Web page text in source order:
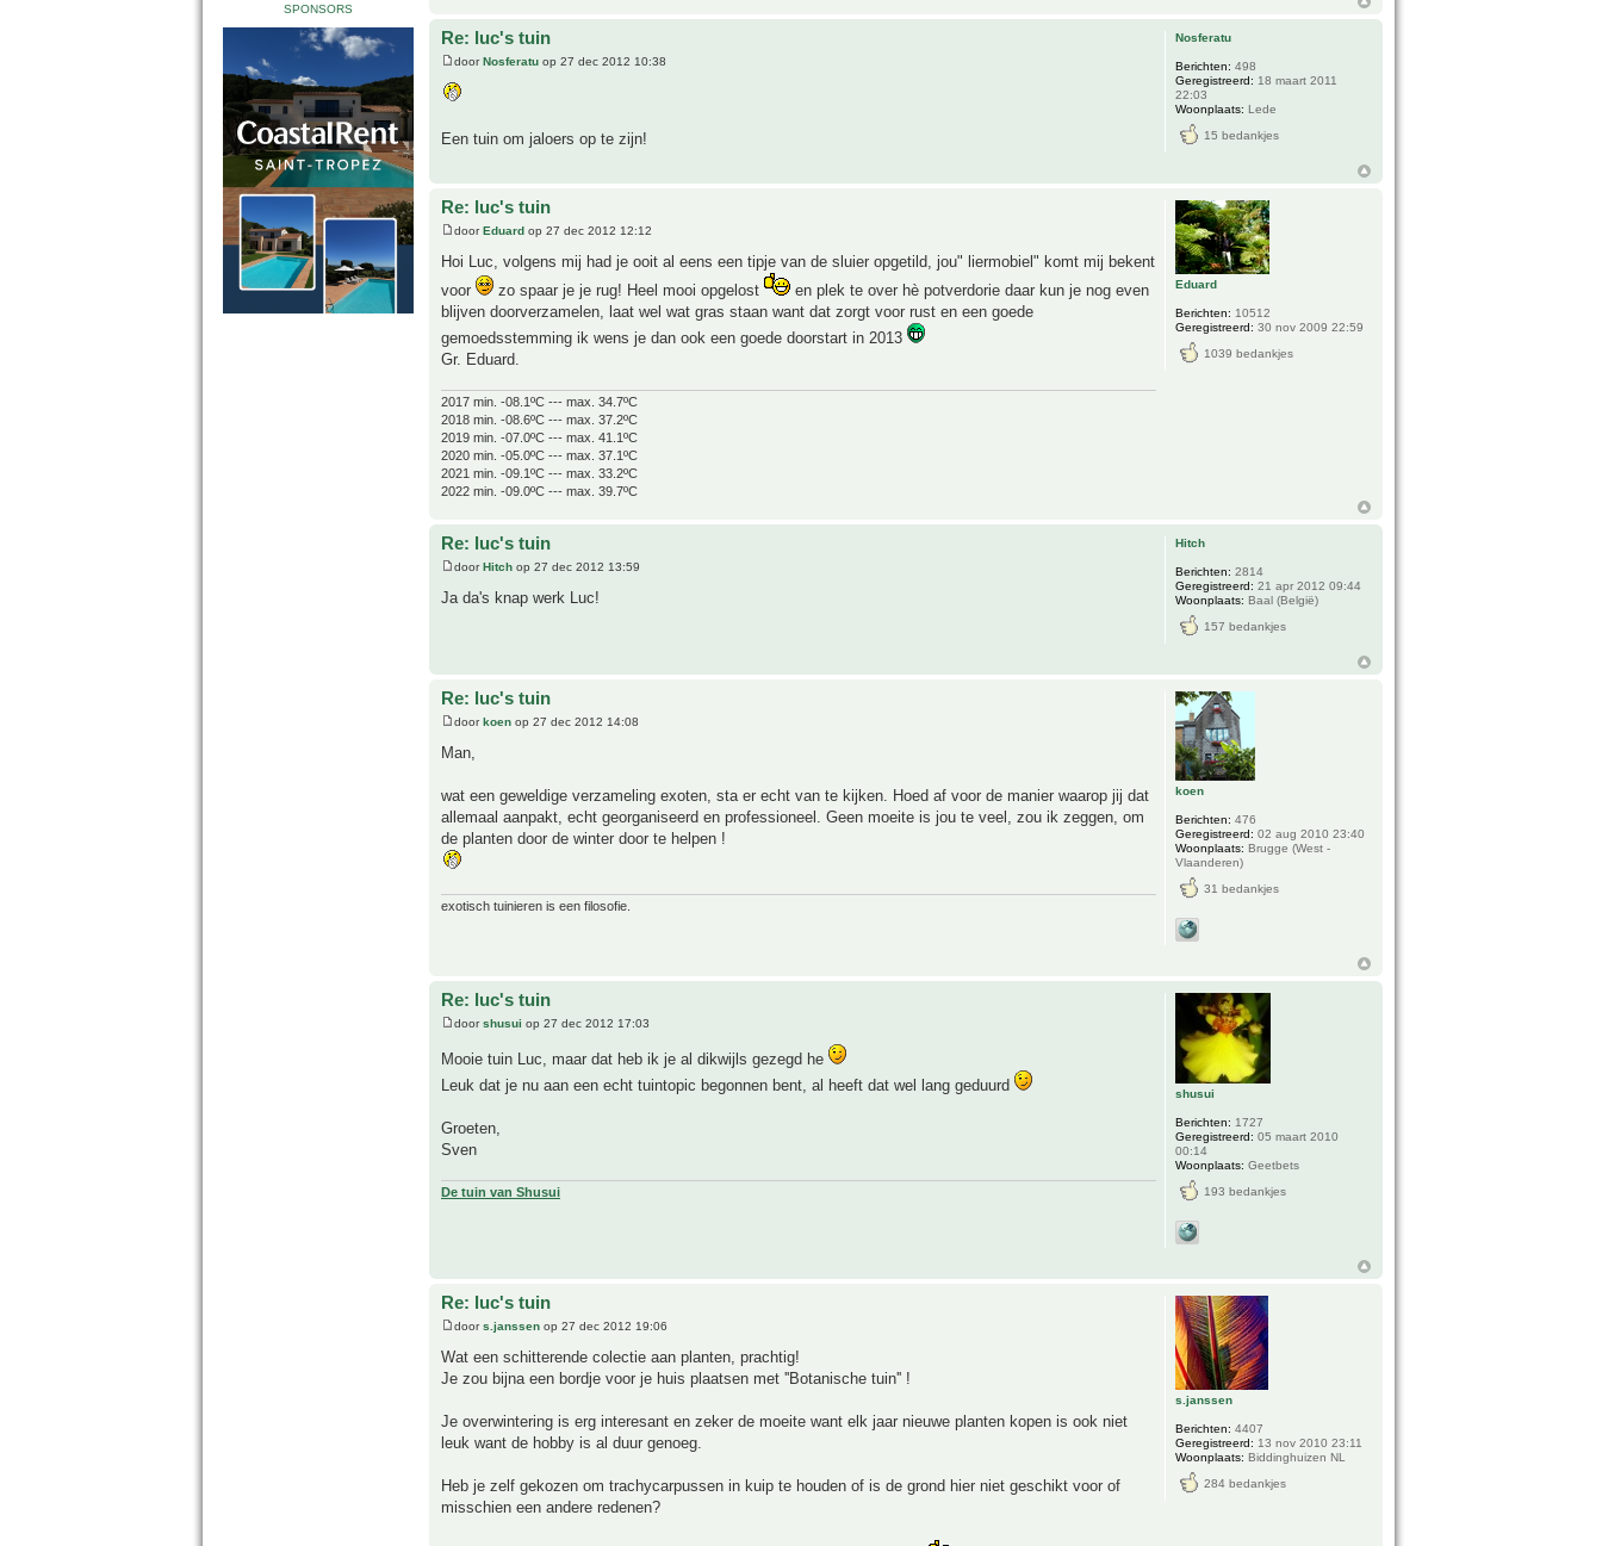
SPONSORS
Re: luc's tuin
doorNosferatu op 27 dec 2012 10:38
Een tuin om jaloers op te zijn!
Nosferatu
Berichten: 498
Geregistreerd: 18 maart 2011
22:03
Woonplaats: Lede
15 bedankjes
Re: luc's tuin
doorEduard op 27 dec 2012 12:12
Hoi Luc, volgens mij had je ooit al eens een tipje van de sluier opgetild, jou" liermobiel" komt mij bekent
voor
zo spaar je je rug! Heel mooi opgelost
en plek te over hè potverdorie daar kun je nog even
blijven doorverzamelen, laat wel wat gras staan want dat zorgt voor rust en een goede
gemoedsstemming ik wens je dan ook een goede doorstart in 2013
Gr. Eduard.
2017 min. -08.1ºC --- max. 34.7ºC
2018 min. -08.6ºC --- max. 37.2ºC
2019 min. -07.0ºC --- max. 41.1ºC
2020 min. -05.0ºC --- max. 37.1ºC
2021 min. -09.1ºC --- max. 33.2ºC
2022 min. -09.0ºC --- max. 39.7ºC
Eduard
Berichten: 10512
Geregistreerd: 30 nov 2009 22:59
1039 bedankjes
Re: luc's tuin
doorHitch op 27 dec 2012 13:59
Ja da's knap werk Luc!
Hitch
Berichten: 2814
Geregistreerd: 21 apr 2012 09:44
Woonplaats: Baal (België)
157 bedankjes
Re: luc's tuin
doorkoen op 27 dec 2012 14:08
Man,
wat een geweldige verzameling exoten, sta er echt van te kijken. Hoed af voor de manier waarop jij dat
allemaal aanpakt, echt georganiseerd en professioneel. Geen moeite is jou te veel, zou ik zeggen, om
de planten door de winter door te helpen !
exotisch tuinieren is een filosofie.
koen
Berichten: 476
Geregistreerd: 02 aug 2010 23:40
Woonplaats: Brugge (West -
Vlaanderen)
31 bedankjes
Re: luc's tuin
doorshusui op 27 dec 2012 17:03
Mooie tuin Luc, maar dat heb ik je al dikwijls gezegd he
Leuk dat je nu aan een echt tuintopic begonnen bent, al heeft dat wel lang geduurd
Groeten,
Sven
De tuin van Shusui
shusui
Berichten: 1727
Geregistreerd: 05 maart 2010
00:14
Woonplaats: Geetbets
193 bedankjes
Re: luc's tuin
doors.janssen op 27 dec 2012 19:06
Wat een schitterende colectie aan planten, prachtig!
Je zou bijna een bordje voor je huis plaatsen met ''Botanische tuin'' !
Je overwintering is erg interesant en zeker de moeite want elk jaar nieuwe planten kopen is ook niet
leuk want de hobby is al duur genoeg.
Heb je zelf gekozen om trachycarpussen in kuip te houden of is de grond hier niet geschikt voor of
misschien een andere redenen?
s.janssen
Berichten: 4407
Geregistreerd: 13 nov 2010 23:11
Woonplaats: Biddinghuizen NL
284 bedankjes